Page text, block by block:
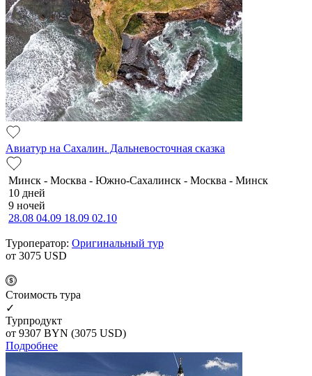
Авиатур на Сахалин. Дальневосточная сказка
Минск - Москва - Южно-Сахалинск - Москва - Минск
10 дней
9 ночей
28.08 04.09 18.09 02.10
Туроператор: Оригинальный тур
от 3075 USD
Cтоимость тура
✓
Турпродукт
от 9307 BYN (3075 USD)
Подробнее